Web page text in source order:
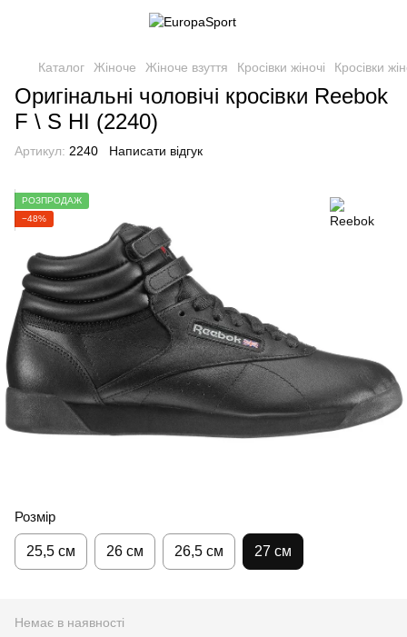
Каталог Жіноче Жіноче взуття Кросівки жіночі Кросівки
Оригінальні чоловічі кросівки Reebok
F \ S HI (2240)
Артикул: 2240 Написати відгук
РОЗПРОДАЖ
−48%
Розмір
25,5 см 26 см 26,5 см 27 см
Немає в наявності